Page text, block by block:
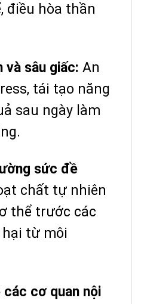
điều hòa thần
và sâu giấc: An
tái tạo năng
sau ngày làm
sức đề
chất tự nhiên
thể trước các
từ môi
cơ quan nội